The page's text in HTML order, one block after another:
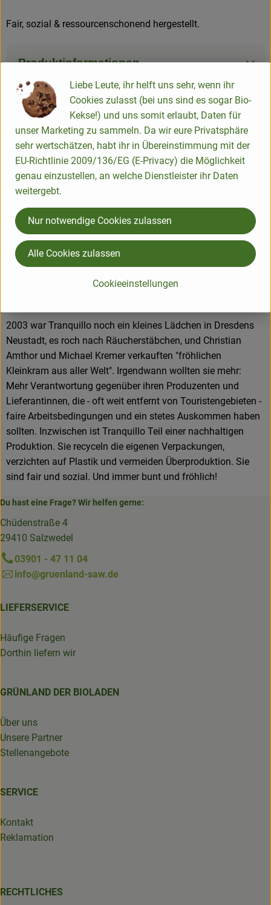
Fair, sozial & ressourcenschonend hergestellt.
Produktinformationen
Herkunft
Hersteller: Tranquillo
Deutschland
2003 war Tranquillo noch ein kleines Lädchen in Dresdens
Neustadt, es roch nach Räucherstäbchen, und Christian
Amthor und Michael Kremer verkauften "fröhlichen
Kleinkram aus aller Welt". Irgendwann wollten sie mehr:
Mehr Verantwortung gegenüber ihren Produzenten und
Lieferantinnen, die - oft weit entfernt von Touristengebieten -
faire Arbeitsbedingungen und ein stetes Auskommen haben
sollten. Inzwischen ist Tranquillo Teil einer nachhaltigen
Produktion. Sie recyceln die eigenen Verpackungen,
verzichten auf Plastik und vermeiden Überproduktion. Sie
sind fair und sozial. Und immer bunt und fröhlich!
Du hast eine Frage? Wir helfen gerne:
Chüdenstraße 4
29410 Salzwedel
03901 - 47 11 04
info@gruenland-saw.de
LIEFERSERVICE
Häufige Fragen
Dorthin liefern wir
GRÜNLAND DER BIOLADEN
Über uns
Unsere Partner
Stellenangebote
SERVICE
Kontakt
Reklamation
RECHTLICHES
Liebe Leute, ihr helft uns sehr, wenn ihr
Cookies zulasst (bei uns sind es sogar Bio-
Kekse!) und uns somit erlaubt, Daten für
unser Marketing zu sammeln. Da wir eure Privatsphäre
sehr wertschätzen, habt ihr in Übereinstimmung mit der
EU-Richtlinie 2009/136/EG (E-Privacy) die Möglichkeit
genau einzustellen, an welche Dienstleister ihr Daten
weitergebt.
Cookieeinstellungen
Nur notwendige Cookies zulassen
Alle Cookies zulassen